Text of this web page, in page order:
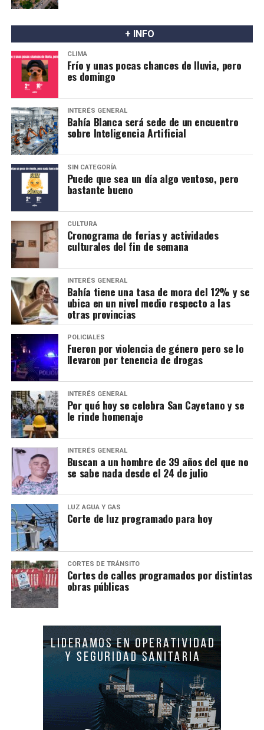
+ INFO
CLIMA
Frío y unas pocas chances de lluvia, pero
es domingo
INTERÉS GENERAL
Bahía Blanca será sede de un encuentro
sobre Inteligencia Artificial
SIN CATEGORÍA
Puede que sea un día algo ventoso, pero
bastante bueno
CULTURA
Cronograma de ferias y actividades
culturales del fin de semana
INTERÉS GENERAL
Bahía tiene una tasa de mora del 12% y se
ubica en un nivel medio respecto a las
otras provincias
POLICIALES
Fueron por violencia de género pero se lo
llevaron por tenencia de drogas
INTERÉS GENERAL
Por qué hoy se celebra San Cayetano y se
le rinde homenaje
INTERÉS GENERAL
Buscan a un hombre de 39 años del que no
se sabe nada desde el 24 de julio
LUZ AGUA Y GAS
Corte de luz programado para hoy
CORTES DE TRÁNSITO
Cortes de calles programados por distintas
obras públicas